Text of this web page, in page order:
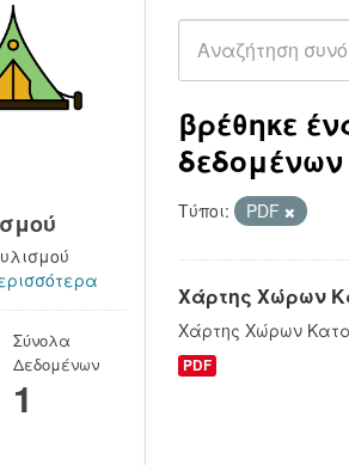
βρέθηκε
δεδομένων
Τύποι: PDF
Χάρτης Χώρων
Χάρτης Χώρων
PDF
Σύνολα
Δεδομένων
1